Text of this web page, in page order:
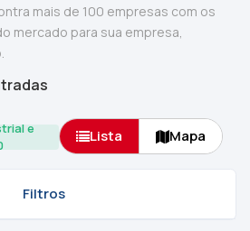
mais de 100 empresas com os
mercado para sua empresa,
e
Lista Mapa
Filtros